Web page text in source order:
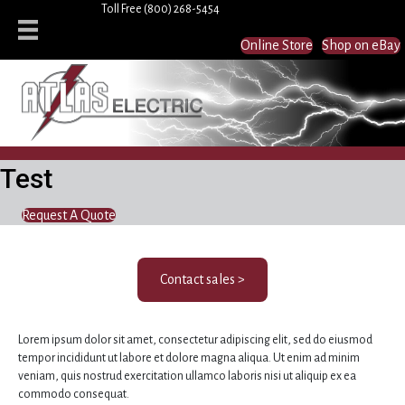
Toll Free (800) 268-5454
Online Store Shop on eBay
Test
Request A Quote
Contact sales >
Lorem ipsum dolor sit amet, consectetur adipiscing elit, sed do eiusmod
tempor incididunt ut labore et dolore magna aliqua. Ut enim ad minim
veniam, quis nostrud exercitation ullamco laboris nisi ut aliquip ex ea
commodo consequat.